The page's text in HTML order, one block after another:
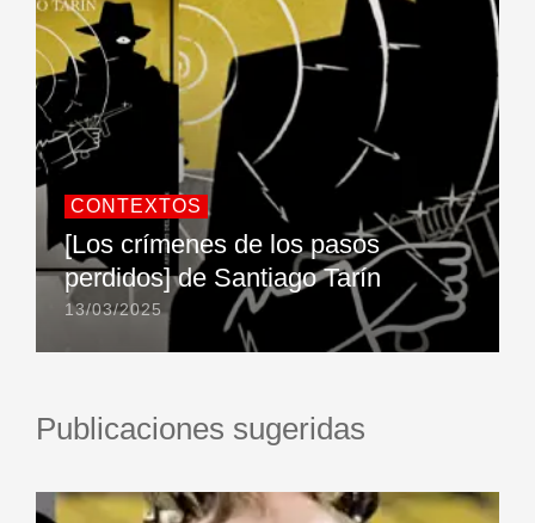
CONTEXTOS
[Los crímenes de los pasos
perdidos] de Santiago Tarín
13/03/2025
Publicaciones sugeridas